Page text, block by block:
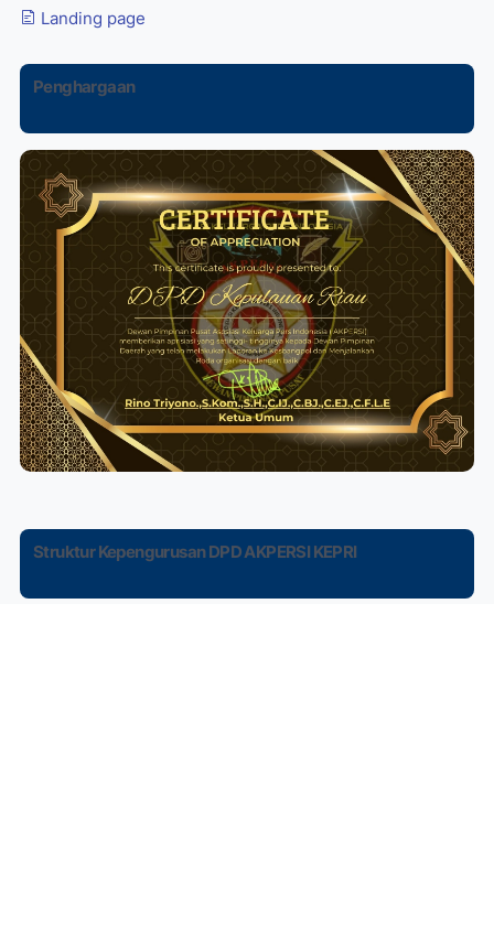
Landing page
Penghargaan
Struktur Kepengurusan DPD AKPERSI KEPRI